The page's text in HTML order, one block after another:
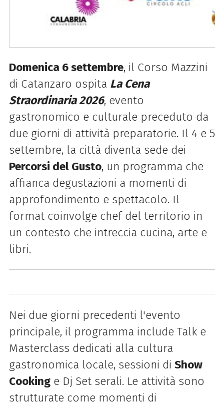
Domenica 6 settembre, il Corso Mazzini
di Catanzaro ospita La Cena
Straordinaria 2026, evento
gastronomico e culturale preceduto da
due giorni di attività preparatorie. Il 4 e 5
settembre, la città diventa sede dei
Percorsi del Gusto, un programma che
affianca degustazioni a momenti di
approfondimento e spettacolo. Il
format coinvolge chef del territorio in
un contesto che intreccia cucina, arte e
libri.
Nei due giorni precedenti l'evento
principale, il programma include Talk e
Masterclass dedicati alla cultura
gastronomica locale, sessioni di Show
Cookinge Dj Set serali. Le attività sono
strutturate come momenti di